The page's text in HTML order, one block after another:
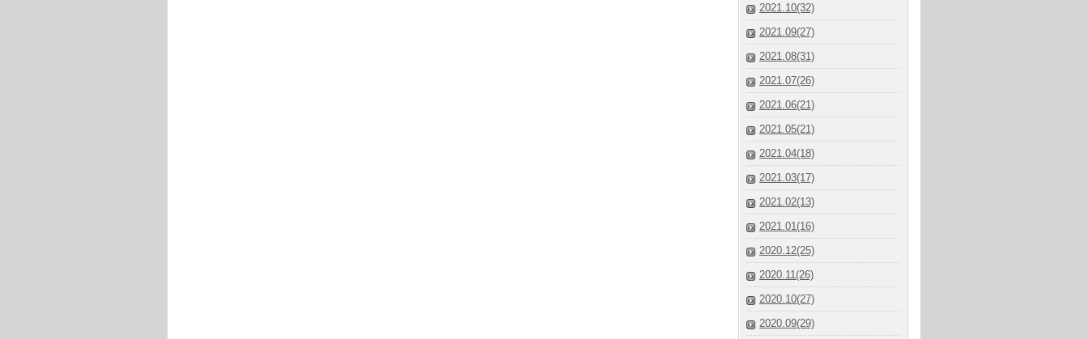
2021.10(32)
2021.09(27)
2021.08(31)
2021.07(26)
2021.06(21)
2021.05(21)
2021.04(18)
2021.03(17)
2021.02(13)
2021.01(16)
2020.12(25)
2020.11(26)
2020.10(27)
2020.09(29)